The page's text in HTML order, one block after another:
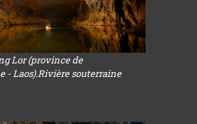
Lor (province de
- Laos).Rivière souterraine